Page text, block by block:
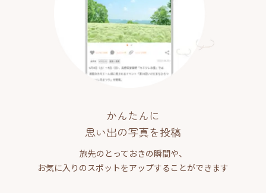
かんたんに
思い出の写真を投稿
旅先のとっておきの瞬間や、
お気に入りのスポットをアップすることができます